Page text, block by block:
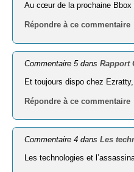
Au cœur de la prochaine Bbox
Répondre à ce commentaire
Commentaire 5 dansRapport
Et toujours dispo chez
Répondre à ce commentaire
Commentaire 4 dansLes
Les technologies et